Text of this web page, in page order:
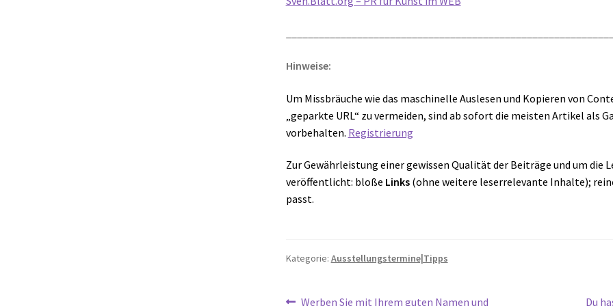
Hinweise:
Um Missbräuche wie das maschinelle Auslesen und Kopieren von
„geparkte URL“ zu vermeiden, sind ab sofort die meisten Artikel als
vorbehalten. Registrierung
Zur Gewährleistung einer gewissen Qualität der Beiträge und um die
veröffentlicht: bloße Links(ohne weitere leserrelevante Inhalte);
passt.
Kategorie: Ausstellungstermine|Tipps
Vorheriger
Werben Sie mit Ihrem guten Namen und Du